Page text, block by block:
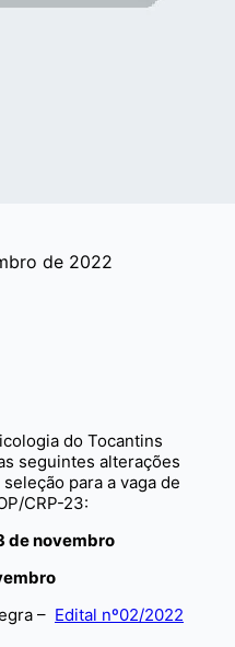
de 2022
do Tocantins
seguintes alterações
para a vaga de
CRP-23:
de novembro
– Edital nº02/2022